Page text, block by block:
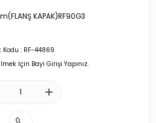
KAPAK)RF90G3
Kodu : RF-44869
İçin Bayi Girişi Yapınız.